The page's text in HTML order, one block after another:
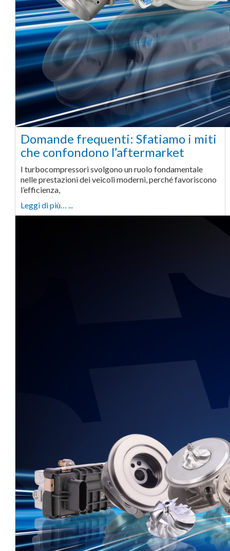
Domande frequenti: Sfatiamo i miti
che confondono l’aftermarket
I turbocompressori svolgono un ruolo fondamentale
nelle prestazioni dei veicoli moderni, perché favoriscono
l’efficienza,
Leggi di più… ...